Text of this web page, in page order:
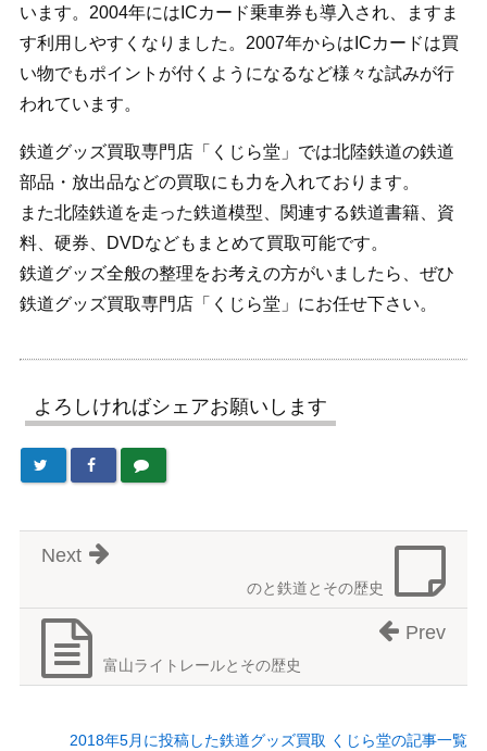
います。2004年にはICカード乗車券も導入され、ますま
す利用しやすくなりました。2007年からはICカードは買
い物でもポイントが付くようになるなど様々な試みが行
われています。
鉄道グッズ買取専門店「くじら堂」では北陸鉄道の鉄道
部品・放出品などの買取にも力を入れております。
また北陸鉄道を走った鉄道模型、関連する鉄道書籍、資
料、硬券、DVDなどもまとめて買取可能です。
鉄道グッズ全般の整理をお考えの方がいましたら、ぜひ
鉄道グッズ買取専門店「くじら堂」にお任せ下さい。
よろしければシェアお願いします
のと鉄道とその歴史
Next
富山ライトレールとその歴史
Prev
2018年5月に投稿した鉄道グッズ買取 くじら堂の記事一覧